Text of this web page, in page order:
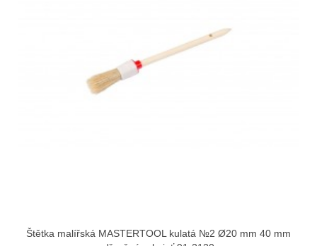
Štětka malířská MASTERTOOL kulatá №2 Ø20 mm 40 mm